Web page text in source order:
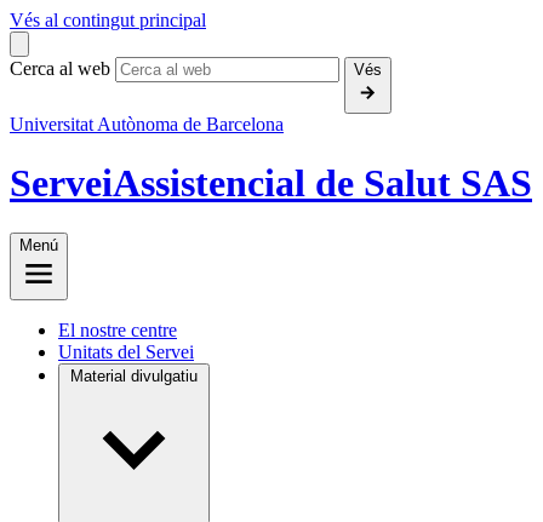
Vés al contingut principal
Cerca al web Vés
Universitat Autònoma de Barcelona
ServeiAssistencial de Salut SAS
Menú
El nostre centre
Unitats del Servei
Material divulgatiu